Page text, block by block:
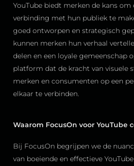
YouTube biedt merken de kans om
verbinding met hun publiek te
goed ontworpen en strategisch
kunnen merken hun verhaal
delen en een loyale gemeenschap
platform dat de kracht van visuele
merken en consumenten op een
elkaar te verbinden.
Waarom FocusOn voor YouTube
Bij FocusOn begrijpen we de
van boeiende en effectieve